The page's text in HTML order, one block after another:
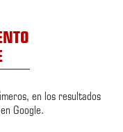
en los resultados
Google.